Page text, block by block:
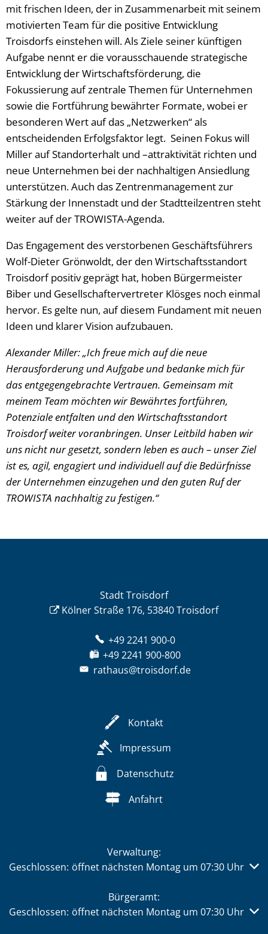
mit frischen Ideen, der in Zusammenarbeit mit seinem
motivierten Team für die positive Entwicklung
Troisdorfs einstehen will. Als Ziele seiner künftigen
Aufgabe nennt er die vorausschauende strategische
Entwicklung der Wirtschaftsförderung, die
Fokussierung auf zentrale Themen für Unternehmen
sowie die Fortführung bewährter Formate, wobei er
besonderen Wert auf das „Netzwerken“ als
entscheidenden Erfolgsfaktor legt. Seinen Fokus will
Miller auf Standorterhalt und –attraktivität richten und
neue Unternehmen bei der nachhaltigen Ansiedlung
unterstützen. Auch das Zentrenmanagement zur
Stärkung der Innenstadt und der Stadtteilzentren steht
weiter auf der TROWISTA-Agenda.
Das Engagement des verstorbenen Geschäftsführers
Wolf-Dieter Grönwoldt, der den Wirtschaftsstandort
Troisdorf positiv geprägt hat, hoben Bürgermeister
Biber und Gesellschaftervertreter Klösges noch einmal
hervor. Es gelte nun, auf diesem Fundament mit neuen
Ideen und klarer Vision aufzubauen.
Alexander Miller: „Ich freue mich auf die neue
Herausforderung und Aufgabe und bedanke mich für
das entgegengebrachte Vertrauen. Gemeinsam mit
meinem Team möchten wir Bewährtes fortführen,
Potenziale entfalten und den Wirtschaftsstandort
Troisdorf weiter voranbringen. Unser Leitbild haben wir
uns nicht nur gesetzt, sondern leben es auch – unser Ziel
ist es, agil, engagiert und individuell auf die Bedürfnisse
der Unternehmen einzugehen und den guten Ruf der
TROWISTA nachhaltig zu festigen.“
Stadt Troisdorf
Kölner Straße 176, 53840 Troisdorf
+49 2241 900-0
+49 2241 900-800
rathaus@troisdorf.de
Kontakt
Impressum
Datenschutz
Anfahrt
Verwaltung:
Klicken, um weitere Öffnungs- oder Schließzeiten
Geschlossen: öffnet nächsten Montag um 07:30 Uhr
Bürgeramt:
Klicken, um weitere Öffnungs- oder Schließzeiten
Geschlossen: öffnet nächsten Montag um 07:30 Uhr